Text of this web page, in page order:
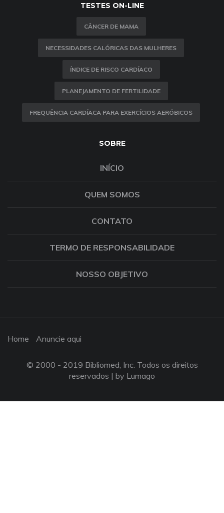
TESTES ON-LINE
CÂNCER DE MAMA
NECESSIDADES CALÓRICAS DAS MULHERES
ÍNDICE DE RISCO CARDÍACO
PLANEJAMENTO DE FERTILIDADE
FREQUÊNCIA CARDÍACA PARA EXERCÍCIOS AERÓBICOS
SOBRE
INÍCIO
QUEM SOMOS
CONTATO
TERMO DE RESPONSABILIDADE
NOSSO OBJETIVO
Home Anuncie aqui
© 2000 - 2019 Bibliomed, Inc. Todos os direitos
reservados | by Lumago